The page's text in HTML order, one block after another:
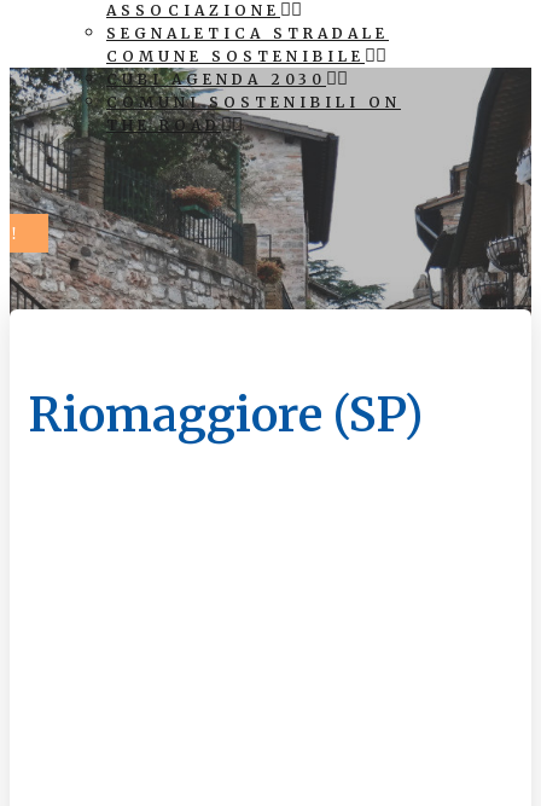
ASSOCIAZIONE
SEGNALETICA STRADALE
COMUNE SOSTENIBILE
CUBI AGENDA 2030
COMUNI SOSTENIBILI ON
THE ROAD
Riomaggiore (SP)